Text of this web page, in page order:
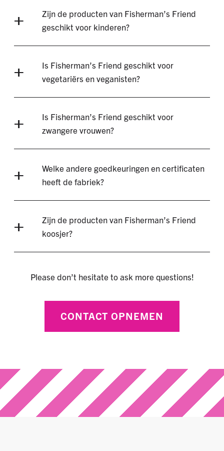
Zijn de producten van Fisherman’s Friend
geschikt voor kinderen?
Is Fisherman’s Friend geschikt voor
vegetariërs en veganisten?
Is Fisherman’s Friend geschikt voor
zwangere vrouwen?
Welke andere goedkeuringen en certificaten
heeft de fabriek?
Zijn de producten van Fisherman’s Friend
koosjer?
Please don’t hesitate to ask more questions!
CONTACT OPNEMEN